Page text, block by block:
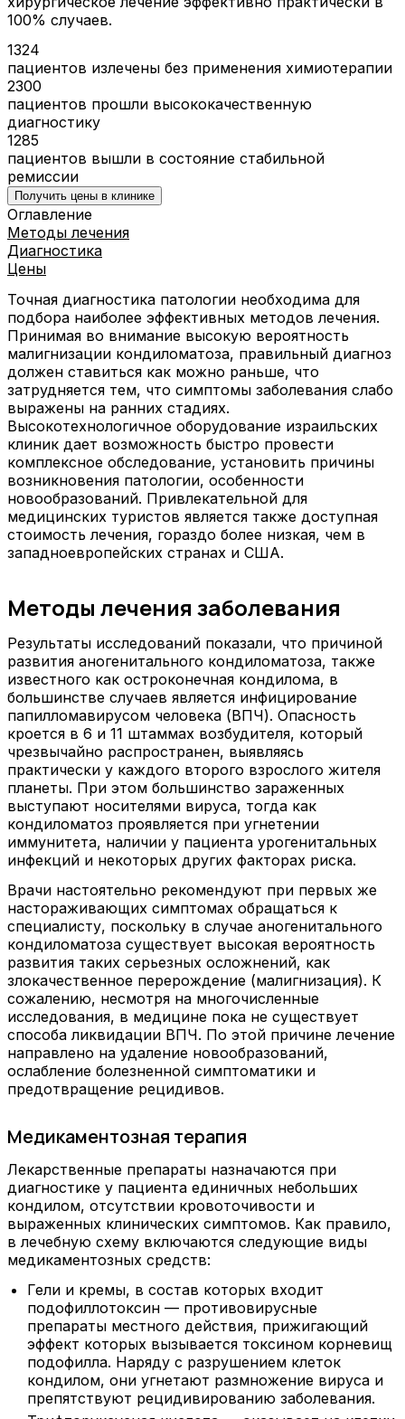
100% случаев.
1324
пациентов излечены без применения химиотерапии
2300
пациентов прошли высококачественную
диагностику
1285
пациентов вышли в состояние стабильной
ремиссии
Получить цены в клинике
Оглавление
Методы лечения
Диагностика
Цены
Точная диагностика патологии необходима для
подбора наиболее эффективных методов лечения.
Принимая во внимание высокую вероятность
малигнизации кондиломатоза, правильный диагноз
должен ставиться как можно раньше, что
затрудняется тем, что симптомы заболевания слабо
выражены на ранних стадиях.
Высокотехнологичное оборудование израильских
клиник дает возможность быстро провести
комплексное обследование, установить причины
возникновения патологии, особенности
новообразований. Привлекательной для
медицинских туристов является также доступная
стоимость лечения, гораздо более низкая, чем в
западноевропейских странах и США.
Методы лечения заболевания
Результаты исследований показали, что причиной
развития аногенитального кондиломатоза, также
известного как остроконечная кондилома, в
большинстве случаев является инфицирование
папилломавирусом человека (ВПЧ). Опасность
кроется в 6 и 11 штаммах возбудителя, который
чрезвычайно распространен, выявляясь
практически у каждого второго взрослого жителя
планеты. При этом большинство зараженных
выступают носителями вируса, тогда как
кондиломатоз проявляется при угнетении
иммунитета, наличии у пациента урогенитальных
инфекций и некоторых других факторах риска.
Врачи настоятельно рекомендуют при первых же
настораживающих симптомах обращаться к
специалисту, поскольку в случае аногенитального
кондиломатоза существует высокая вероятность
развития таких серьезных осложнений, как
злокачественное перерождение (малигнизация). К
сожалению, несмотря на многочисленные
исследования, в медицине пока не существует
способа ликвидации ВПЧ. По этой причине лечение
направлено на удаление новообразований,
ослабление болезненной симптоматики и
предотвращение рецидивов.
Медикаментозная терапия
Лекарственные препараты назначаются при
диагностике у пациента единичных небольших
кондилом, отсутствии кровоточивости и
выраженных клинических симптомов. Как правило,
в лечебную схему включаются следующие виды
медикаментозных средств:
Гели и кремы, в состав которых входит
подофиллотоксин — противовирусные
препараты местного действия, прижигающий
эффект которых вызывается токсином корневищ
подофилла. Наряду с разрушением клеток
кондилом, они угнетают размножение вируса и
препятствуют рецидивированию заболевания.